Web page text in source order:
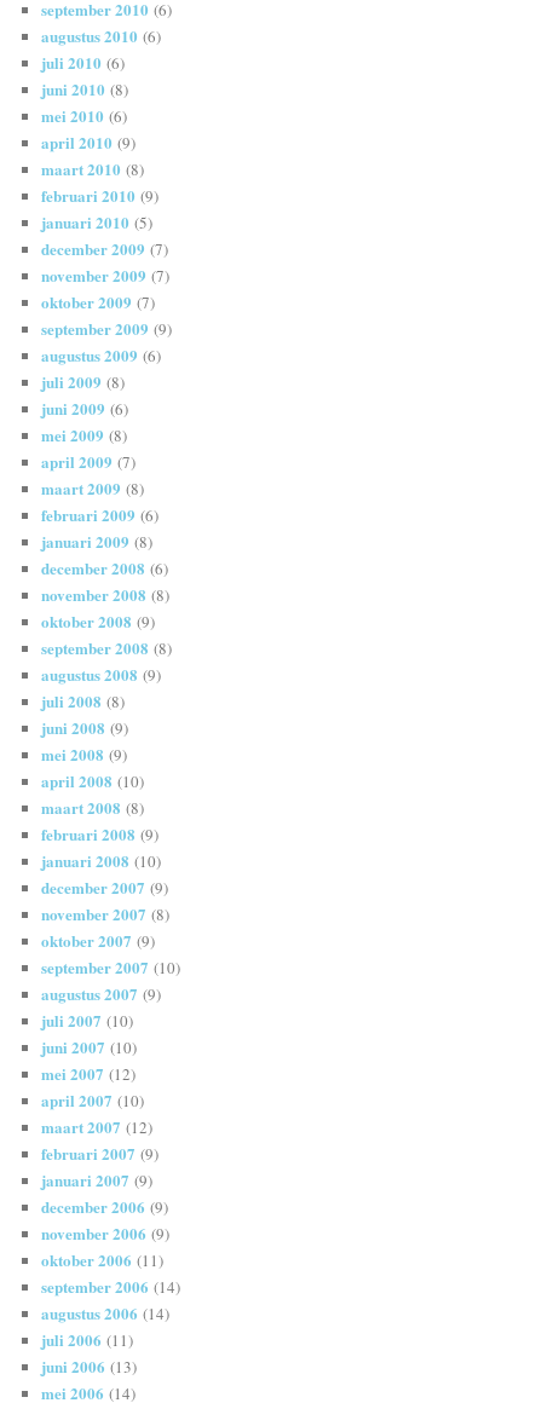
september 2010 (6)
augustus 2010 (6)
juli 2010 (6)
juni 2010 (8)
mei 2010 (6)
april 2010 (9)
maart 2010 (8)
februari 2010 (9)
januari 2010 (5)
december 2009 (7)
november 2009 (7)
oktober 2009 (7)
september 2009 (9)
augustus 2009 (6)
juli 2009 (8)
juni 2009 (6)
mei 2009 (8)
april 2009 (7)
maart 2009 (8)
februari 2009 (6)
januari 2009 (8)
december 2008 (6)
november 2008 (8)
oktober 2008 (9)
september 2008 (8)
augustus 2008 (9)
juli 2008 (8)
juni 2008 (9)
mei 2008 (9)
april 2008 (10)
maart 2008 (8)
februari 2008 (9)
januari 2008 (10)
december 2007 (9)
november 2007 (8)
oktober 2007 (9)
september 2007 (10)
augustus 2007 (9)
juli 2007 (10)
juni 2007 (10)
mei 2007 (12)
april 2007 (10)
maart 2007 (12)
februari 2007 (9)
januari 2007 (9)
december 2006 (9)
november 2006 (9)
oktober 2006 (11)
september 2006 (14)
augustus 2006 (14)
juli 2006 (11)
juni 2006 (13)
mei 2006 (14)